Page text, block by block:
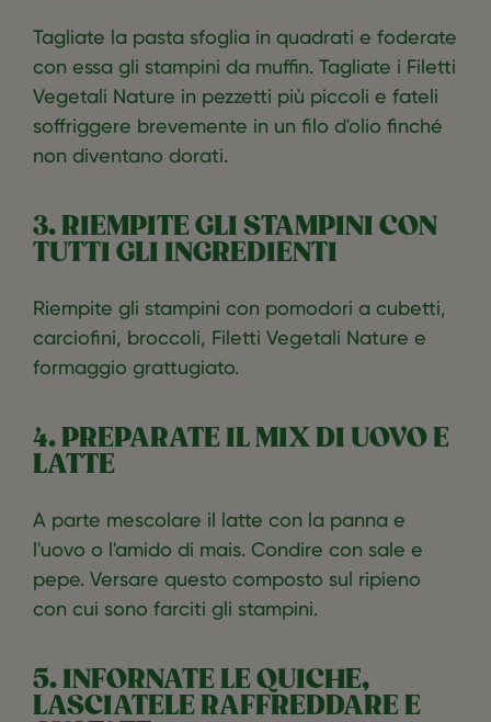
Tagliate la pasta sfoglia in quadrati e foderate
con essa gli stampini da muffin. Tagliate i Filetti
Vegetali Nature in pezzetti più piccoli e fateli
soffriggere brevemente in un filo d'olio finché
non diventano dorati.
3. RIEMPITE GLI STAMPINI CON
TUTTI GLI INGREDIENTI
Riempite gli stampini con pomodori a cubetti,
carciofini, broccoli, Filetti Vegetali Nature e
formaggio grattugiato.
4. PREPARATE IL MIX DI UOVO E
LATTE
A parte mescolare il latte con la panna e
l'uovo o l'amido di mais. Condire con sale e
pepe. Versare questo composto sul ripieno
con cui sono farciti gli stampini.
5. INFORNATE LE QUICHE,
LASCIATELE RAFFREDDARE E